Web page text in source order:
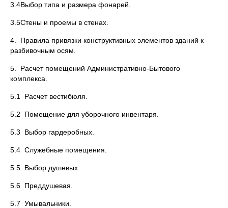
3.4Выбор типа и размера фонарей.
3.5Стены и проемы в стенах.
4. Правила привязки конструктивных элементов зданий к
разбивочным осям.
5. Расчет помещений Административно-Бытового
комплекса.
5.1 Расчет вестибюля.
5.2 Помещение для уборочного инвентаря.
5.3 Выбор гардеробных.
5.4 Служебные помещения.
5.5 Выбор душевых.
5.6 Преддушевая.
5.7 Умывальники.